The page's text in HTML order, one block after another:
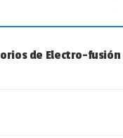
de Electro-fusión